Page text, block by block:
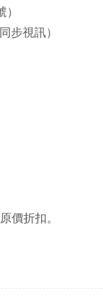
步視訊）
價折扣。